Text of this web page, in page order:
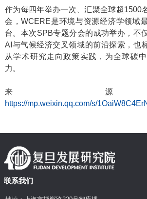
作为每四年举办一次、汇聚全球超1500
会，WCERE是环境与资源经济学领域
台。本次SPB专题分会的成功举办，不
AI与气候经济交叉领域的前沿探索，也
从学术研究走向政策实践，为全球碳
力。
来源
https://mp.weixin.qq.com/s/
联系我们